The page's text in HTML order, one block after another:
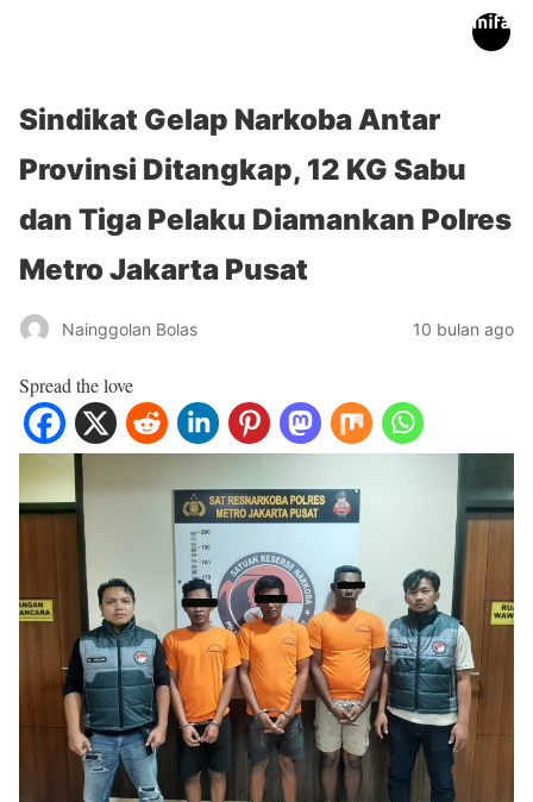
Sindikat Gelap Narkoba Antar
Provinsi Ditangkap, 12 KG Sabu
dan Tiga Pelaku Diamankan Polres
Metro Jakarta Pusat
Nainggolan Bolas 10 bulan ago
Spread the love